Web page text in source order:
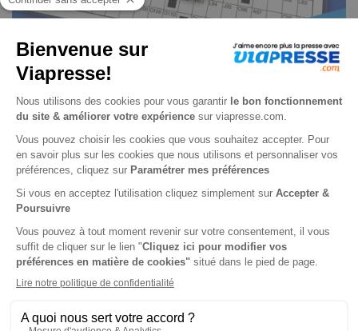
Je choisis un support
Papier
Je choisis une durée
12 n° • Papier